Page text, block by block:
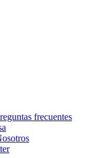
frecuentes